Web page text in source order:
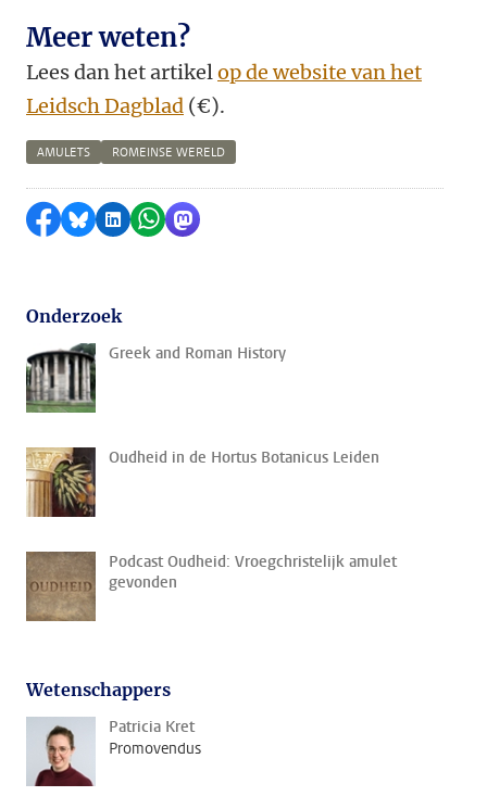
Meer weten?
Lees dan het artikelop de website van het
Leidsch Dagblad (€).
AMULETS ROMEINSE WERELD
Delen op Facebook
Delen via Bluesky
Delen op LinkedIn
Delen via WhatsApp
Delen via Mastodon
Onderzoek
Greek and Roman History
Oudheid in de Hortus Botanicus Leiden
Podcast Oudheid: Vroegchristelijk amulet
gevonden
Wetenschappers
Patricia Kret
Promovendus